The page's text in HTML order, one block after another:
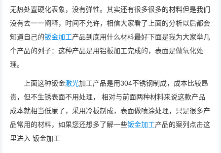
无热处置硬化表象，没有弹性。其实还有很多很多的材料但是我们
没有去一一阐释，时间不允许，相信大家看了上面的分析以后都会
知道自己的钣金加工产品到底用什么材料最好下面是我为大家举几
个产品的列子：这种产品是用铝板加工完成的，表面是做氧化处
理。
上面这种钣金激光加工产品是用304不锈钢制成，成本比较昂
贵，但不生锈表面不用处理， 相对与前面两种材料来说这款产品
成本就相当低廉了，采用冷板制成，表面做喷涂处理，只是很多产
品常用的材料，如果您还想多了解一些钣金加工产品的案列点击这
里进入 钣金加工